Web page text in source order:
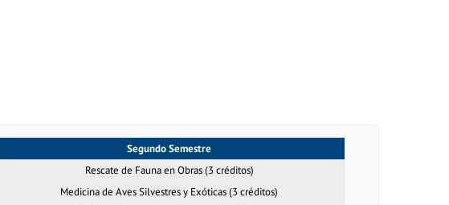
Segundo Semestre
Rescate de Fauna en Obras (3 créditos)
Medicina de Aves Silvestres y Exóticas (3 créditos)